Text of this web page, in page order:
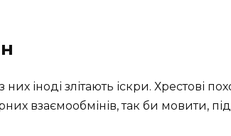
іноді злітають іскри. Хрестові
взаємообмінів, так би мовити,